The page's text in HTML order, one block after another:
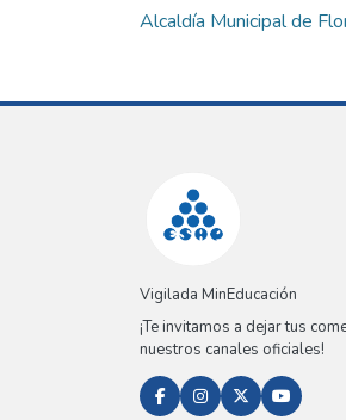
Alcaldía Municipal de
Vigilada MinEducación
¡Te invitamos a dejar tus
nuestros canales oficiales!